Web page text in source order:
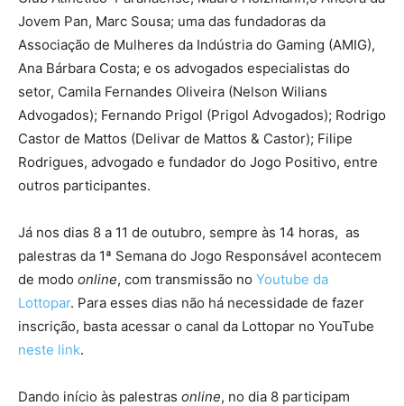
Jovem Pan, Marc Sousa; uma das fundadoras da
Associação de Mulheres da Indústria do Gaming (AMIG),
Ana Bárbara Costa; e os advogados especialistas do
setor, Camila Fernandes Oliveira (Nelson Wilians
Advogados); Fernando Prigol (Prigol Advogados); Rodrigo
Castor de Mattos (Delivar de Mattos & Castor); Filipe
Rodrigues, advogado e fundador do Jogo Positivo, entre
outros participantes.
Já nos dias 8 a 11 de outubro, sempre às 14 horas, as
palestras da 1ª Semana do Jogo Responsável acontecem
de modo online, com transmissão no Youtube da
Lottopar. Para esses dias não há necessidade de fazer
inscrição, basta acessar o canal da Lottopar no YouTube
neste link.
Dando início às palestras online, no dia 8 participam